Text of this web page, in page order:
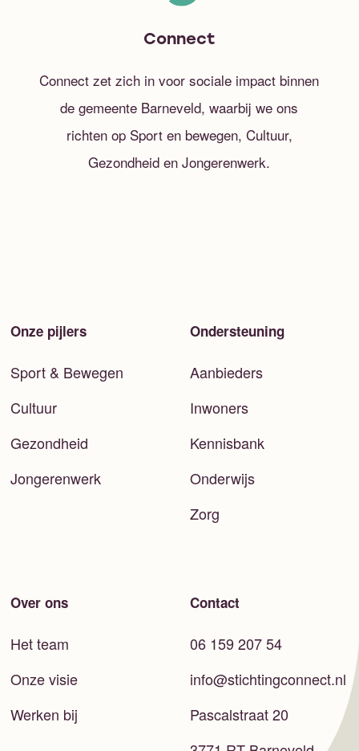
Connect
Connect zet zich in voor sociale impact binnen
de gemeente Barneveld, waarbij we ons
richten op Sport en bewegen, Cultuur,
Gezondheid en Jongerenwerk.
Onze pijlers
Sport & Bewegen
Cultuur
Gezondheid
Jongerenwerk
Ondersteuning
Aanbieders
Inwoners
Kennisbank
Onderwijs
Zorg
Over ons
Het team
Onze visie
Werken bij
Contact
06 159 207 54
info@stichtingconnect.nl
Pascalstraat 20